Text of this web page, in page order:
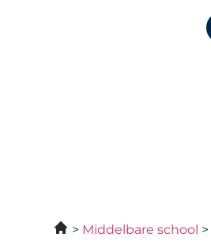
Middelbare school